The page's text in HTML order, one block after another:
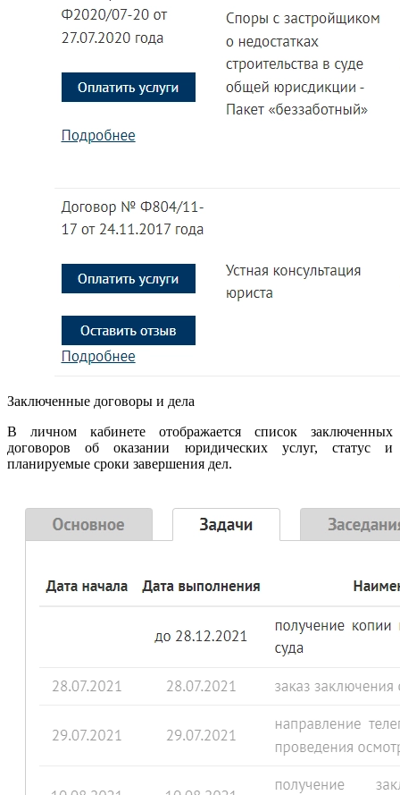
Заключенные договоры и дела
В личном кабинете отображается список заключенных
договоров об оказании юридических услуг, статус и
планируемые сроки завершения дел.